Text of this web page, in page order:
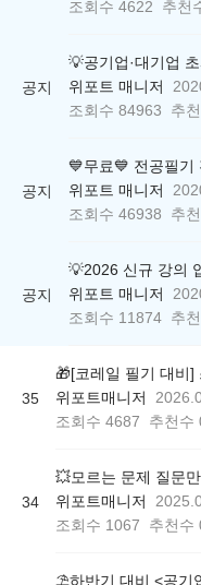
조회수 4622 추천
공지
위포트 매니저
조회수 84963 추
공지
위포트 매니저
조회수 46938 추
공지
위포트 매니저
조회수 11874 추
35
위포트매니저
조회수 4687 추천수
34
위포트매니저
조회수 1067 추천수